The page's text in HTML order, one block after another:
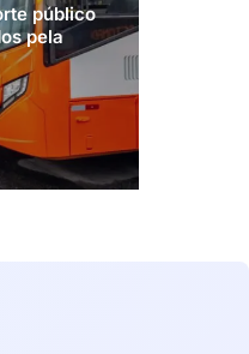
público
pela